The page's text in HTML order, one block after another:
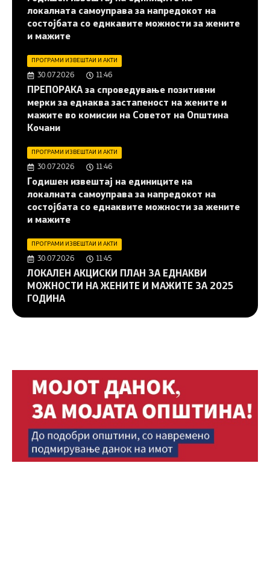
локалната самоуправа за напредокот на
состојбата со еднкавите можности за жените
и мажите
ПРОГРАМИ ИЗВЕШТАИ И АКТИ
30.07.2026 11:46
ПРЕПОРАКА за спроведување позитивни
мерки за еднаква застапеност на жените и
мажите во комисии на Советот на Општина
Кочани
ПРОГРАМИ ИЗВЕШТАИ И АКТИ
30.07.2026 11:46
Годишен извештај на единиците на
локалната самоуправа за напредокот на
состојбата со еднаквите можности за жените
и мажите
ПРОГРАМИ ИЗВЕШТАИ И АКТИ
30.07.2026 11:45
ЛОКАЛЕН АКЦИСКИ ПЛАН ЗА ЕДНАКВИ
МОЖНОСТИ НА ЖЕНИТЕ И МАЖИТЕ ЗА 2025
ГОДИНА